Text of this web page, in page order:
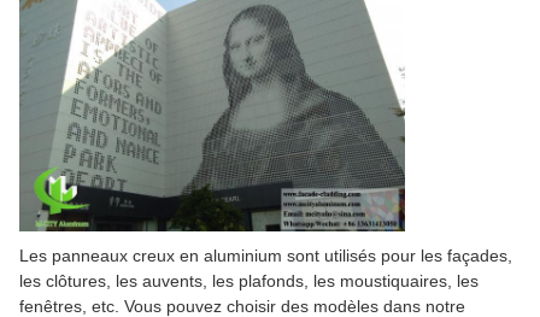
Les panneaux creux en aluminium sont utilisés pour les façades,
les clôtures, les auvents, les plafonds, les moustiquaires, les
fenêtres, etc. Vous pouvez choisir des modèles dans notre